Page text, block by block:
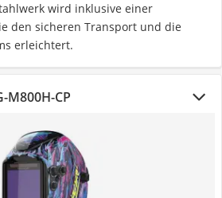
wird inklusive einer
den sicheren Transport und die
erleichtert.
M800H-CP